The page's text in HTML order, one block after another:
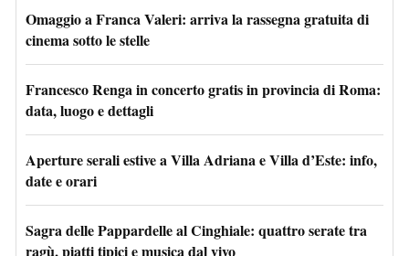
Omaggio a Franca Valeri: arriva la rassegna gratuita di
cinema sotto le stelle
Francesco Renga in concerto gratis in provincia di Roma:
data, luogo e dettagli
Aperture serali estive a Villa Adriana e Villa d’Este: info,
date e orari
Sagra delle Pappardelle al Cinghiale: quattro serate tra
ragù, piatti tipici e musica dal vivo